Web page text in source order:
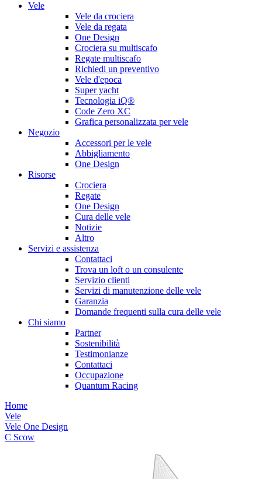
Vele
Vele da crociera
Vele da regata
One Design
Crociera su multiscafo
Regate multiscafo
Richiedi un preventivo
Vele d'epoca
Super yacht
Tecnologia iQ®
Code Zero XC
Grafica personalizzata per vele
Negozio
Accessori per le vele
Abbigliamento
One Design
Risorse
Crociera
Regate
One Design
Cura delle vele
Notizie
Altro
Servizi e assistenza
Contattaci
Trova un loft o un consulente
Servizio clienti
Servizi di manutenzione delle vele
Garanzia
Domande frequenti sulla cura delle vele
Chi siamo
Partner
Sostenibilità
Testimonianze
Contattaci
Occupazione
Quantum Racing
Home
Vele
Vele One Design
C Scow